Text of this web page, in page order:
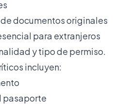
documentos originales
para extranjeros
y tipo de permiso.
incluyen:
pasaporte